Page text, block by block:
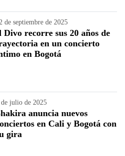
de septiembre de 2025
Divo recorre sus 20 años de
en un concierto
en Bogotá
julio de 2025
anuncia nuevos
en Cali y Bogotá con
gira